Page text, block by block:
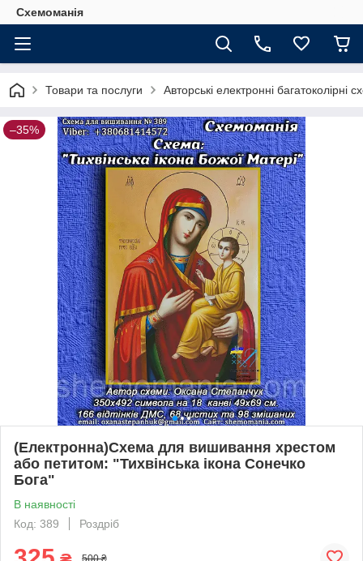
Схемоманія
Товари та послуги Авторські електронні
–35%
(Електронна)Схема для вишивання хрестом
або петитом: "Тихвінська ікона Сонечко
Бога"
В наявності
Код: 389
Роздріб
500 ₴